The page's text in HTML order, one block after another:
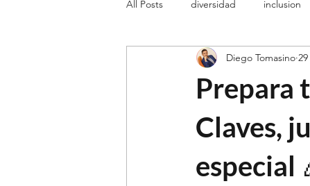
All Posts diversidad inclusion
interseccionality
pueblos originarios muxes
Black History Month Historia
Prepara
Claves,
especial
Diego Tomasino